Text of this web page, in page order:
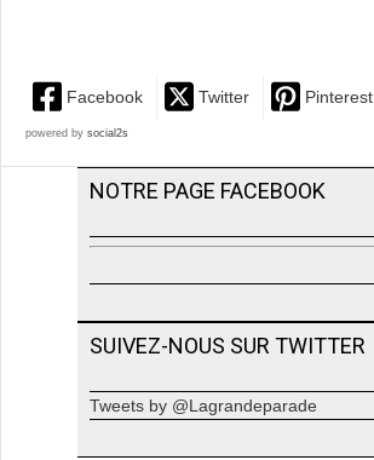
Facebook Twitter Pinterest
powered by social2s
NOTRE PAGE FACEBOOK
SUIVEZ-NOUS SUR TWITTER
Tweets by @Lagrandeparade